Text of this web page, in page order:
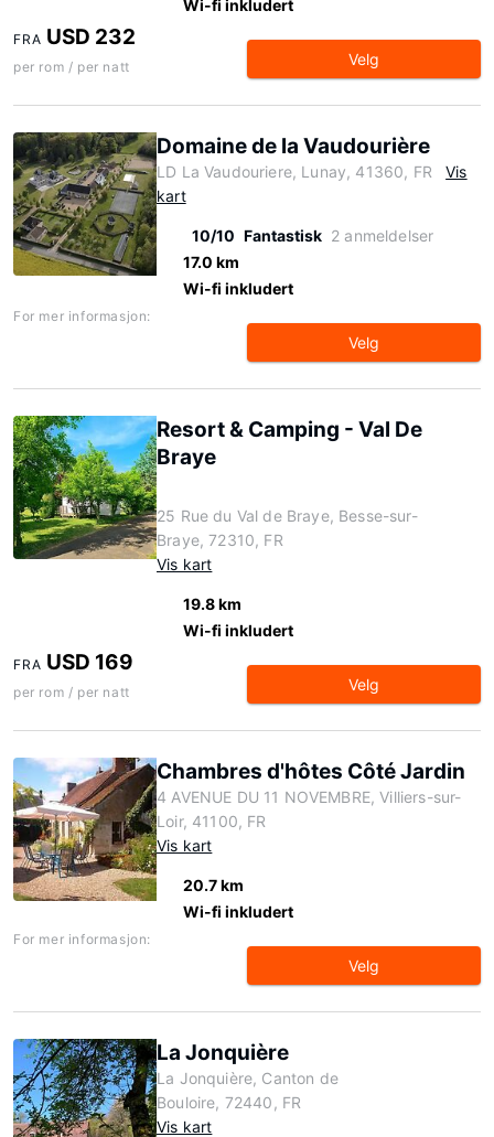
Wi-fi inkludert
FRA USD 232
per rom / per natt Velg
Domaine de la Vaudourière
LD La Vaudouriere, Lunay, 41360, FR
Vis
kart
10/10 Fantastisk 2 anmeldelser
17.0 km
Wi-fi inkludert
For mer informasjon:
Velg
Resort & Camping - Val De
Braye
25 Rue du Val de Braye, Besse-sur-
Braye, 72310, FR
Vis kart
19.8 km
Wi-fi inkludert
FRA USD 169
per rom / per natt Velg
Chambres d'hôtes Côté Jardin
4 AVENUE DU 11 NOVEMBRE, Villiers-sur-
Loir, 41100, FR
Vis kart
20.7 km
Wi-fi inkludert
For mer informasjon:
Velg
La Jonquière
La Jonquière, Canton de
Bouloire, 72440, FR
Vis kart